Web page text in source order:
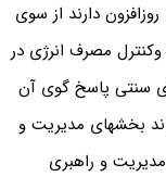
دارند از سوی
مصرف انرژی در
سنتی پاسخ گوی آن
بخشهای مدیریت و
و راهبری